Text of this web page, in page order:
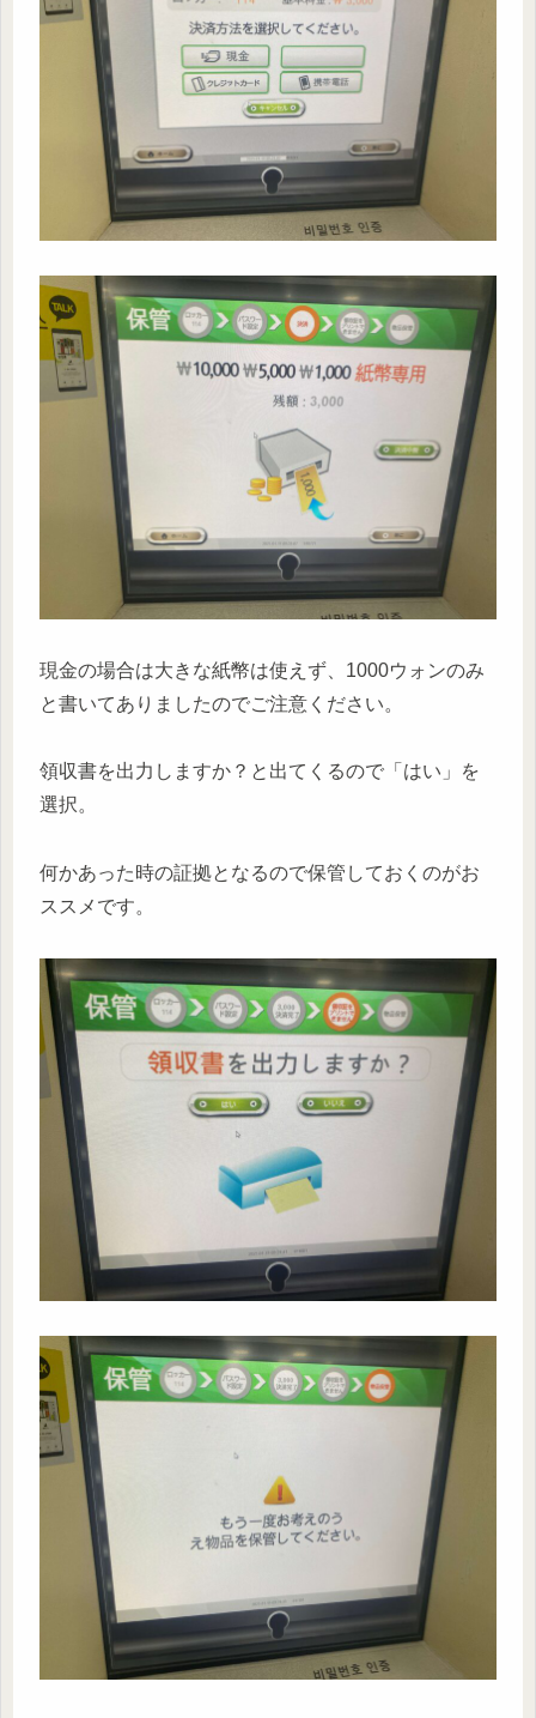
現金の場合は大きな紙幣は使えず、1000ウォンのみ
と書いてありましたのでご注意ください。
領収書を出力しますか？と出てくるので「はい」を
選択。
何かあった時の証拠となるので保管しておくのがお
ススメです。